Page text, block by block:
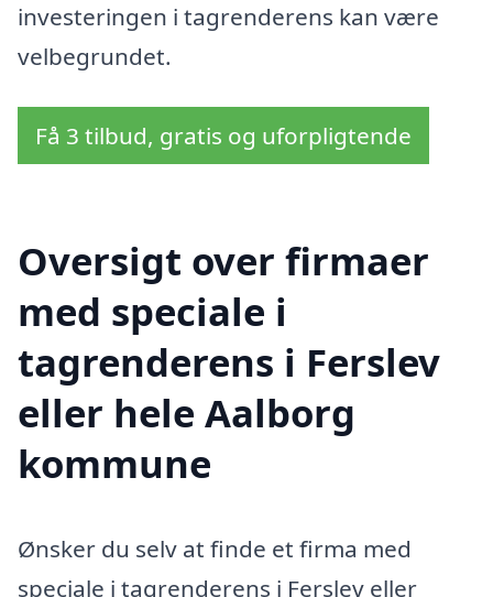
investeringen i tagrenderens kan være
velbegrundet.
Få 3 tilbud, gratis og uforpligtende
Oversigt over firmaer
med speciale i
tagrenderens i Ferslev
eller hele Aalborg
kommune
Ønsker du selv at finde et firma med
speciale i tagrenderens i Ferslev eller